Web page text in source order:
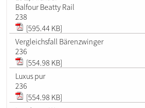
Balfour Beatty Rail
238
[595.44 KB]
Vergleichsfall Bärenzwinger
236
[554.98 KB]
Luxus pur
236
[554.98 KB]